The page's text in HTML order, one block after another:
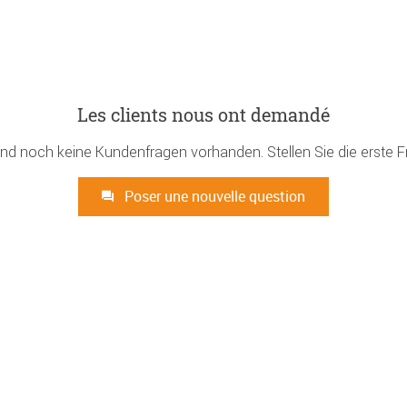
Les clients nous ont demandé
noch keine Kundenfragen vorhanden. Stellen Sie die erste
Poser une nouvelle question